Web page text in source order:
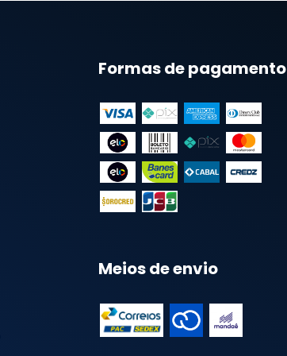
Formas de pagamento
Meios de envio